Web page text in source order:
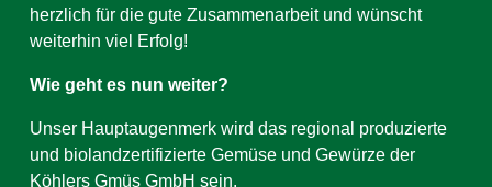
herzlich für die gute Zusammenarbeit und wünscht
weiterhin viel Erfolg!
Wie geht es nun weiter?
Unser Hauptaugenmerk wird das regional produzierte
und biolandzertifizierte Gemüse und Gewürze der
Köhlers Gmüs GmbH sein.